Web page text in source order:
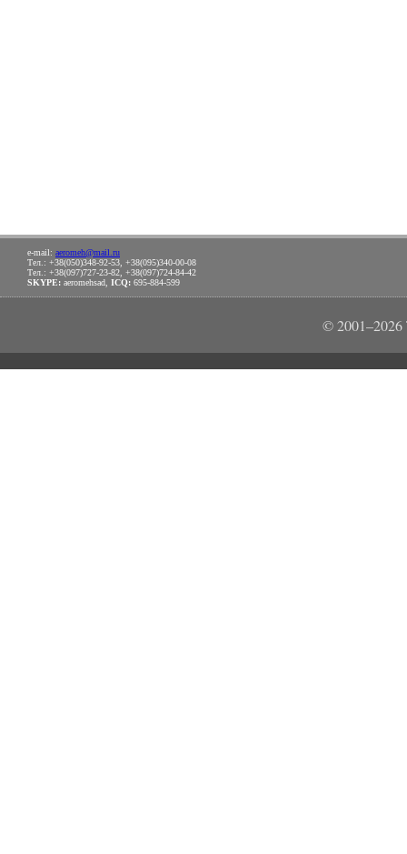
e-mail: aeromeh@mail.ru
Тел.: +38(050)348-92-53, +38(095)340-00-08
Тел.: +38(097)727-23-82, +38(097)724-84-42
SKYPE: aeromehsad, ICQ: 695-884-599
©